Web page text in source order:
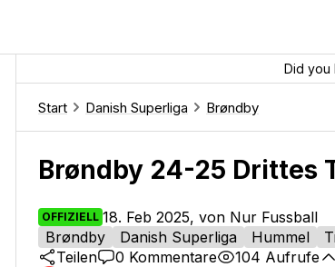
Did you
Start Danish Superliga Brøndby
Brøndby 24-25 Drittes
OFFIZIELL 18. Feb 2025, von Nur Fussball
Brøndby
Danish Superliga Hummel
Teilen
0 Kommentare 104 Aufrufe